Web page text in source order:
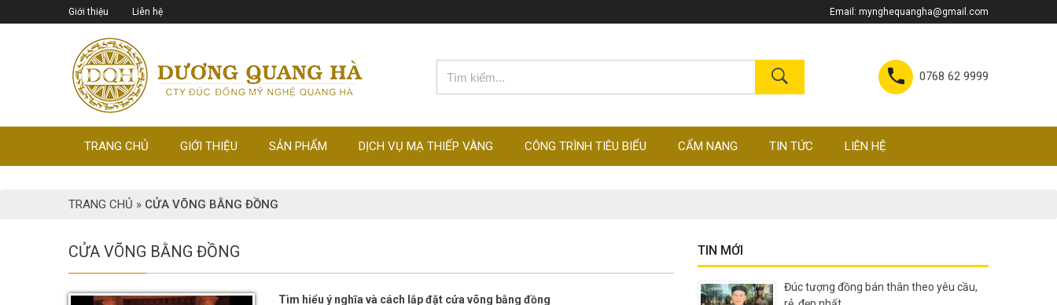
Giới thiệu Liên hệ Email: mynghequangha@gmail.com
0768 62 9999
TRANG CHỦ GIỚI THIỆU SẢN PHẨM DỊCH VỤ MẠ THIẾP VÀNG CÔNG TRÌNH TIÊU BIỂU CẨM NANG TIN TỨC LIÊN HỆ
TRANG CHỦ » CỬA VÕNG BẰNG ĐỒNG
CỬA VÕNG BẰNG ĐỒNG
Tìm hiểu ý nghĩa và cách lắp đặt cửa võng bằng đồng
TIN MỚI
Đúc tượng đồng bán thân theo yêu cầu,